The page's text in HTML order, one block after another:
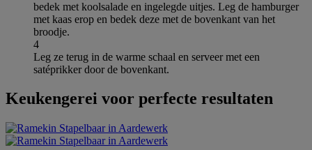
bedek met koolsalade en ingelegde uitjes. Leg de hamburger
met kaas erop en bedek deze met de bovenkant van het
broodje.
4
Leg ze terug in de warme schaal en serveer met een
satéprikker door de bovenkant.
Keukengerei voor perfecte resultaten